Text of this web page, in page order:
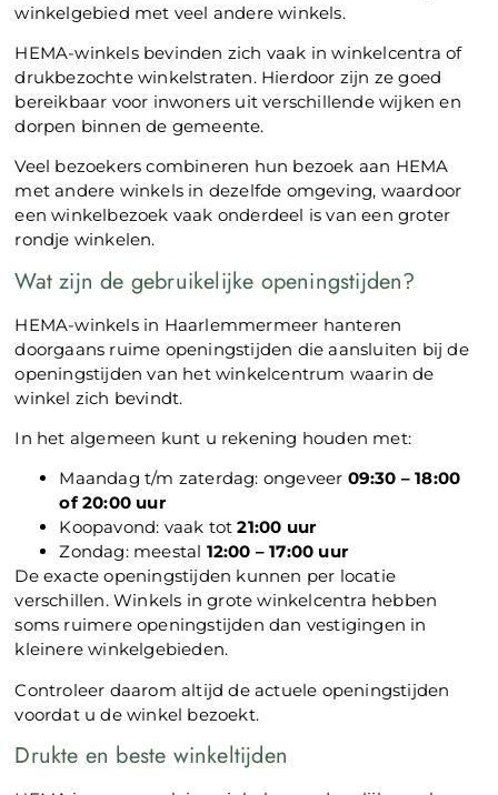
winkelgebied met veel andere winkels.
HEMA-winkels bevinden zich vaak in winkelcentra of
drukbezochte winkelstraten. Hierdoor zijn ze goed
bereikbaar voor inwoners uit verschillende wijken en
dorpen binnen de gemeente.
Veel bezoekers combineren hun bezoek aan HEMA
met andere winkels in dezelfde omgeving, waardoor
een winkelbezoek vaak onderdeel is van een groter
rondje winkelen.
Wat zijn de gebruikelijke openingstijden?
HEMA-winkels in Haarlemmermeer hanteren
doorgaans ruime openingstijden die aansluiten bij de
openingstijden van het winkelcentrum waarin de
winkel zich bevindt.
In het algemeen kunt u rekening houden met:
Maandag t/m zaterdag: ongeveer 09:30 – 18:00
of 20:00 uur
Koopavond: vaak tot21:00 uur
Zondag: meestal 12:00 – 17:00 uur
De exacte openingstijden kunnen per locatie
verschillen. Winkels in grote winkelcentra hebben
soms ruimere openingstijden dan vestigingen in
kleinere winkelgebieden.
Controleer daarom altijd de actuele openingstijden
voordat u de winkel bezoekt.
Drukte en beste winkeltijden